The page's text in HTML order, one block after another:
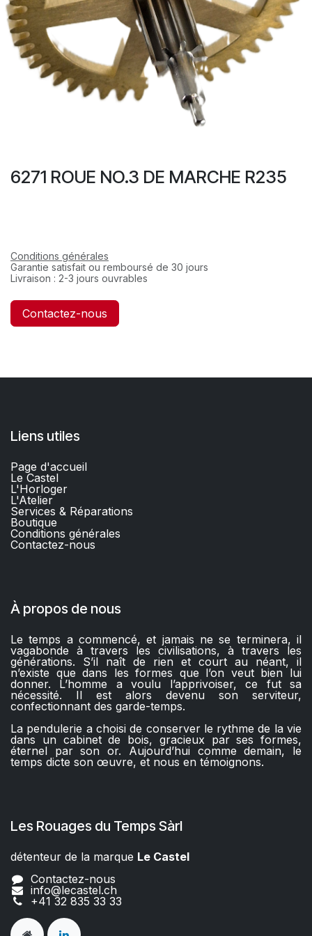
6271 ROUE NO.3 DE MARCHE R235
Conditions générales
Garantie satisfait ou remboursé de 30 jours
Livraison : 2-3 jours ouvrables
Contactez-nous
Liens utiles
Page d'accueil
Le Castel
L'Horloger
L'Atelier
Services & Réparations
Boutique
Conditions générales
Contactez-nous​
À propos de nous
Le temps a commencé, et jamais ne se terminera, il
vagabonde à travers les civilisations, à travers les
générations. S’il naît de rien et court au néant, il
n’existe que dans les formes que l’on veut bien lui
donner. L’homme a voulu l’apprivoiser, ce fut sa
nécessité. Il est alors devenu son serviteur,
confectionnant des garde-temps.
La pendulerie a choisi de conserver le rythme de la vie
dans un cabinet de bois, gracieux par ses formes,
éternel par son or. Aujourd’hui comme demain, le
temps dicte son œuvre, et nous en témoignons.
Les Rouages du Temps Sàrl
détenteur de la marque Le Castel​​
Contactez-nous
info@lecastel.ch
+41 32 835 33 33